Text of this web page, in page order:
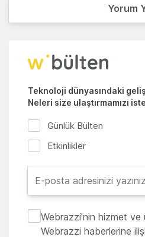
Yorum
Teknoloji dünyasındaki
Neleri size ulaştırmamızı
Günlük Bülten
Etkinlikler
Webrazzi'nin hizmet ve
Webrazzi haberlerine